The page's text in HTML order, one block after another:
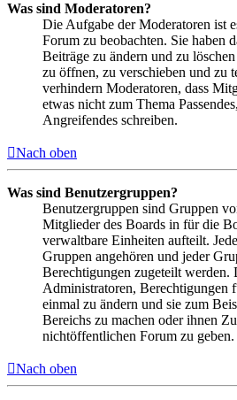
Was sind Moderatoren?
Die Aufgabe der Moderatoren ist
Forum zu beobachten. Sie haben
Beiträge zu ändern und zu
zu öffnen, zu verschieben und zu
verhindern Moderatoren, dass
etwas nicht zum Thema
Angreifendes schreiben.
Nach oben
Was sind Benutzergruppen?
Benutzergruppen sind Gruppen
Mitglieder des Boards in für die
verwaltbare Einheiten aufteilt.
Gruppen angehören und jeder
Berechtigungen zugeteilt werden.
Administratoren, Berechtigungen
einmal zu ändern und sie zum
Bereichs zu machen oder ihnen
nichtöffentlichen Forum zu geben.
Nach oben